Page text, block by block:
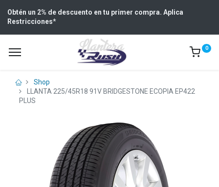
Obtén un 2% de descuento en tu primer compra. Aplica
Restricciones*
0
Shop
LLANTA 225/45R18 91V BRIDGESTONE ECOPIA EP422
PLUS